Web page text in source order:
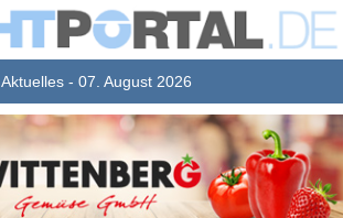
Aktuelles - 07. August 2026